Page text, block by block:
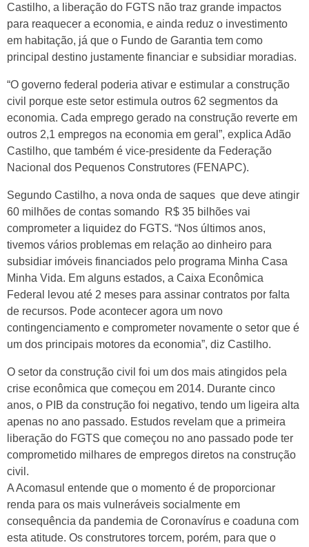
Castilho, a liberação do FGTS não traz grande impactos
para reaquecer a economia, e ainda reduz o investimento
em habitação, já que o Fundo de Garantia tem como
principal destino justamente financiar e subsidiar moradias.
“O governo federal poderia ativar e estimular a construção
civil porque este setor estimula outros 62 segmentos da
economia. Cada emprego gerado na construção reverte em
outros 2,1 empregos na economia em geral”, explica Adão
Castilho, que também é vice-presidente da Federação
Nacional dos Pequenos Construtores (FENAPC).
Segundo Castilho, a nova onda de saques que deve atingir
60 milhões de contas somando R$ 35 bilhões vai
comprometer a liquidez do FGTS. “Nos últimos anos,
tivemos vários problemas em relação ao dinheiro para
subsidiar imóveis financiados pelo programa Minha Casa
Minha Vida. Em alguns estados, a Caixa Econômica
Federal levou até 2 meses para assinar contratos por falta
de recursos. Pode acontecer agora um novo
contingenciamento e comprometer novamente o setor que é
um dos principais motores da economia”, diz Castilho.
O setor da construção civil foi um dos mais atingidos pela
crise econômica que começou em 2014. Durante cinco
anos, o PIB da construção foi negativo, tendo um ligeira alta
apenas no ano passado. Estudos revelam que a primeira
liberação do FGTS que começou no ano passado pode ter
comprometido milhares de empregos diretos na construção
civil.
A Acomasul entende que o momento é de proporcionar
renda para os mais vulneráveis socialmente em
consequência da pandemia de Coronavírus e coaduna com
esta atitude. Os construtores torcem, porém, para que o